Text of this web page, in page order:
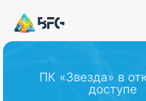
ПК «Звезда» в
доступе